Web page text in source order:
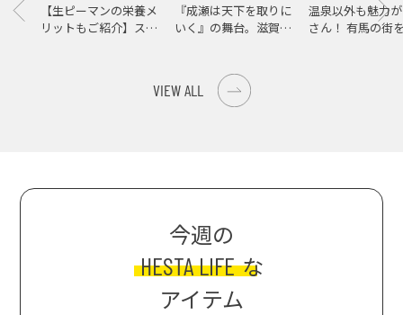
【生ピーマンの栄養メ
リットもご紹介】スパ
『成瀬は天下を取りに
いく』の舞台。滋賀県
温泉以外も魅力
さん！ 有馬の街
VIEW ALL
今週の
HESTA LIFE な
アイテム